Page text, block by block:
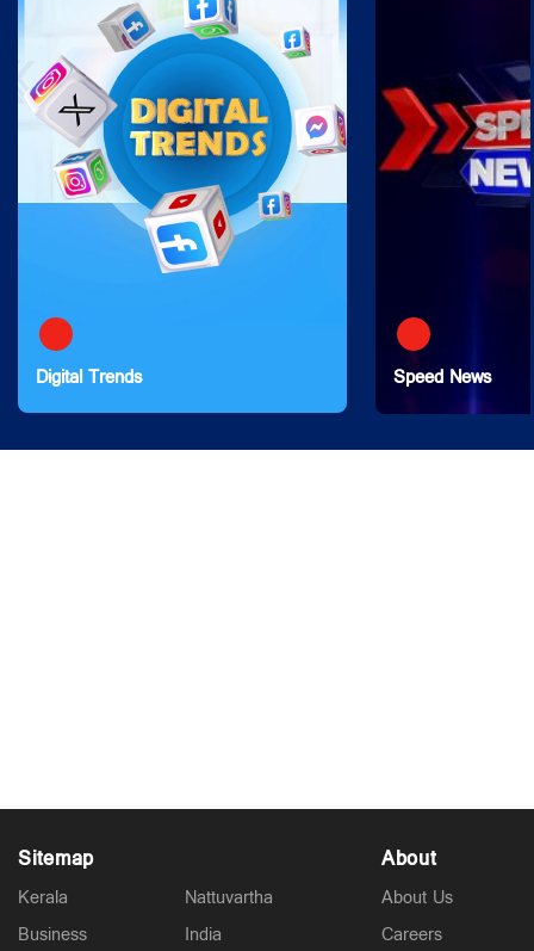
Digital Trends Speed News
Sitemap
Kerala
Business
Nattuvartha
India
About
About Us
Careers